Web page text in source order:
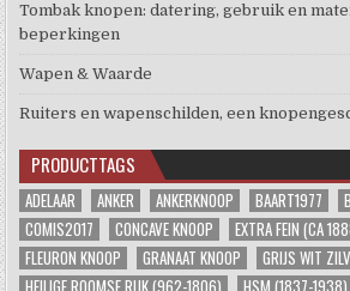
Tombak knopen: datering, gebruik en
beperkingen
Wapen & Waarde
Ruiters en wapenschilden, een
PRODUCTTAGS
ADELAAR ANKER ANKERKNOOP BAART1977
COMIS2017
CONCAVE KNOOP EXTRA FEIN (CA
FLEURON KNOOP
GRANAAT KNOOP GRIJS WIT